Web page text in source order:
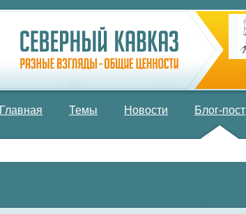
Главная Темы Новости Блог-пост